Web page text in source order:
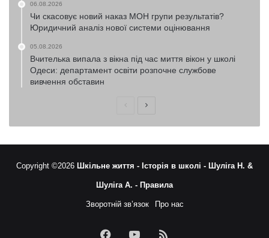
06.08.2026
Чи скасовує новий наказ МОН групи результатів?
Юридичний аналіз нової системи оцінювання
05.08.2026
Вчителька випала з вікна під час миття вікон у школі
Одеси: департамент освіти розпочне службове
вивчення обставин
ПопередняНаступна
Copyright ©2026 Шкільне життя - Історія в школі - Шуліга Н. &
Шуліга А. - Правила
Зворотній зв’язок Про нас
FacebookYouTubeRSS